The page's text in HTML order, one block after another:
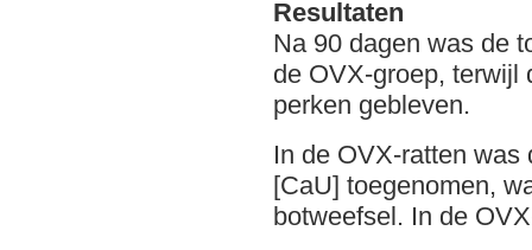
Resultaten
Na 90 dagen was de
de OVX-groep, terwijl
perken gebleven.
In de OVX-ratten
[CaU] toegenomen,
botweefsel. In de